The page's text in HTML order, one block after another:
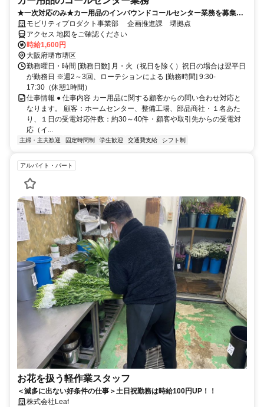
★一次対応のみ★カー用品のインバウンドコールセンター業務を募集し
ます！モビリティプロダクト事業部 企画推進課 堺拠点
アクセス 地図をご確認ください
時給1,600円
大阪府堺市堺区
勤務曜日・時間 [勤務日数] 月・火（祝日を除く）祝日の場合は翌平日
が勤務日 ※週2～3回、ローテションによる [勤務時間] 9:30-
17:30（休憩1時間）
仕事情報 ● 仕事内容 カー用品に関する顧客からの問い合わせ対応と
なります。 顧客：ホームセンター、整備工場、部品商社・１名あた
り、１日の受電対応件数：約30～40件・顧客や取引先からの受電対
応（イ...
主婦・主夫歓迎 固定時間制 学生歓迎 交通費支給 シフト制
アルバイト・パート
お花を扱う軽作業スタッフ
＜滅多に出ない好条件の仕事＞土日祝勤務は時給100円UP！！
株式会社Leaf